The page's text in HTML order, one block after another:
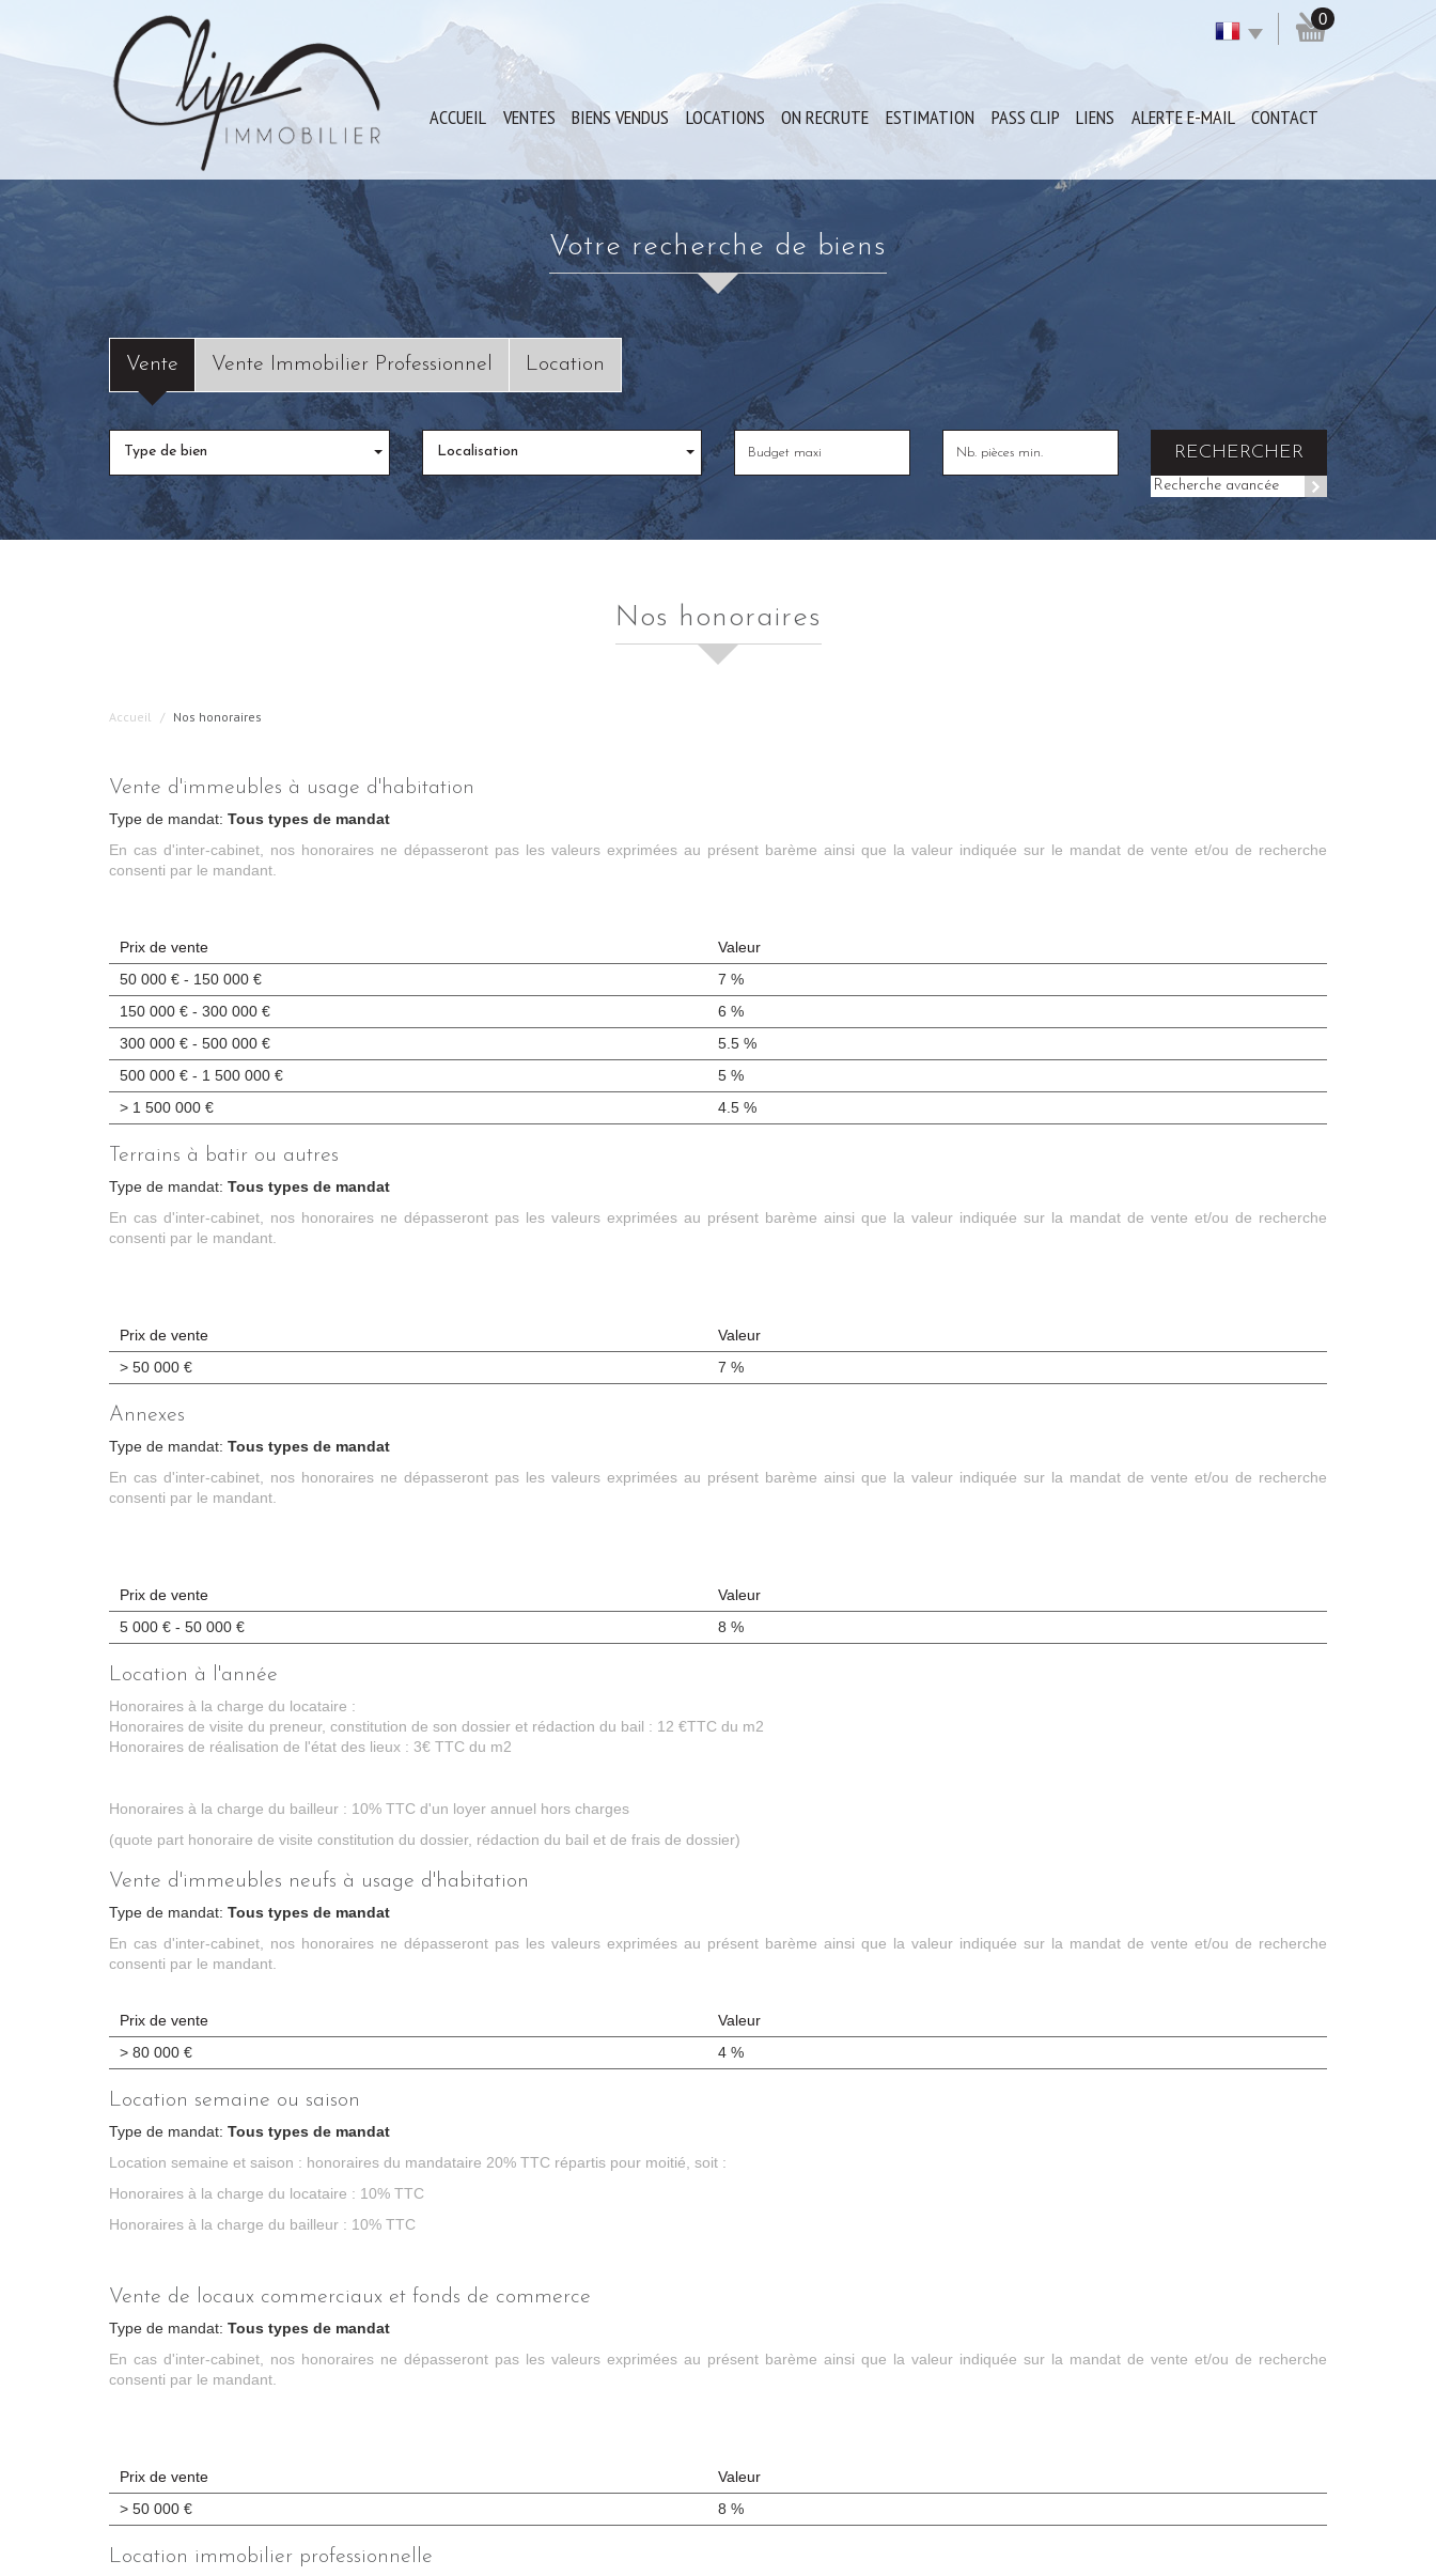
0
ACCUEIL VENTES BIENS VENDUS LOCATIONS ON RECRUTE ESTIMATION PASS CLIP LIENS ALERTE E-MAIL CONTACT
votre recherche de biens
Vente Vente Immobilier Professionnel Location
Type de bien Localisation RECHERCHER
Recherche avancée
nos honoraires
Accueil Nos honoraires
Vente d'immeubles à usage d'habitation
Type de mandat: Tous types de mandat
En cas d'inter-cabinet, nos honoraires ne dépasseront pas les valeurs exprimées au présent barème ainsi que la valeur indiquée sur le mandat de vente et/ou de recherche
consenti par le mandant.
Prix de vente
Valeur
50 000 € - 150 000 €
7 %
150 000 € - 300 000 €
6 %
300 000 € - 500 000 €
5.5 %
500 000 € - 1 500 000 €
5 %
> 1 500 000 € 4.5 %
Terrains à batir ou autres
Type de mandat: Tous types de mandat
En cas d'inter-cabinet, nos honoraires ne dépasseront pas les valeurs exprimées au présent barème ainsi que la valeur indiquée sur la mandat de vente et/ou de recherche
consenti par le mandant.
Prix de vente
Valeur
> 50 000 € 7 %
Annexes
Type de mandat: Tous types de mandat
En cas d'inter-cabinet, nos honoraires ne dépasseront pas les valeurs exprimées au présent barème ainsi que la valeur indiquée sur la mandat de vente et/ou de recherche
consenti par le mandant.
Prix de vente
Valeur
5 000 € - 50 000 €
8 %
Location à l'année
Honoraires à la charge du locataire :
Honoraires de visite du preneur, constitution de son dossier et rédaction du bail : 12 €TTC du m2
Honoraires de réalisation de l'état des lieux : 3€ TTC du m2
Honoraires à la charge du bailleur : 10% TTC d'un loyer annuel hors charges
(quote part honoraire de visite constitution du dossier, rédaction du bail et de frais de dossier)
Vente d'immeubles neufs à usage d'habitation
Type de mandat: Tous types de mandat
En cas d'inter-cabinet, nos honoraires ne dépasseront pas les valeurs exprimées au présent barème ainsi que la valeur indiquée sur la mandat de vente et/ou de recherche
consenti par le mandant.
Prix de vente
Valeur
> 80 000 € 4 %
Location semaine ou saison
Type de mandat: Tous types de mandat
Location semaine et saison : honoraires du mandataire 20% TTC répartis pour moitié, soit :
Honoraires à la charge du locataire : 10% TTC
Honoraires à la charge du bailleur : 10% TTC
Vente de locaux commerciaux et fonds de commerce
Type de mandat: Tous types de mandat
En cas d'inter-cabinet, nos honoraires ne dépasseront pas les valeurs exprimées au présent barème ainsi que la valeur indiquée sur la mandat de vente et/ou de recherche
consenti par le mandant.
Prix de vente
Valeur
> 50 000 € 8 %
Location immobilier professionnelle